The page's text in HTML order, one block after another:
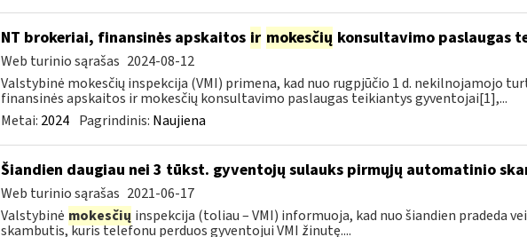
NT brokeriai, finansinės apskaitos ir mokesčių konsultavimo paslaugas
Web turinio sąrašas 2024-08-12
Valstybinė mokesčių inspekcija (VMI) primena, kad nuo rugpjūčio 1 d. nekilnojamojo
finansinės apskaitos ir mokesčių konsultavimo paslaugas teikiantys gyventojai[1],...
Metai: 2024 Pagrindinis: Naujiena
Šiandien daugiau nei 3 tūkst. gyventojų sulauks pirmųjų automatinio
Web turinio sąrašas 2021-06-17
Valstybinė mokesčių inspekcija (toliau – VMI) informuoja, kad nuo šiandien pradeda
skambutis, kuris telefonu perduos gyventojui VMI žinutę....